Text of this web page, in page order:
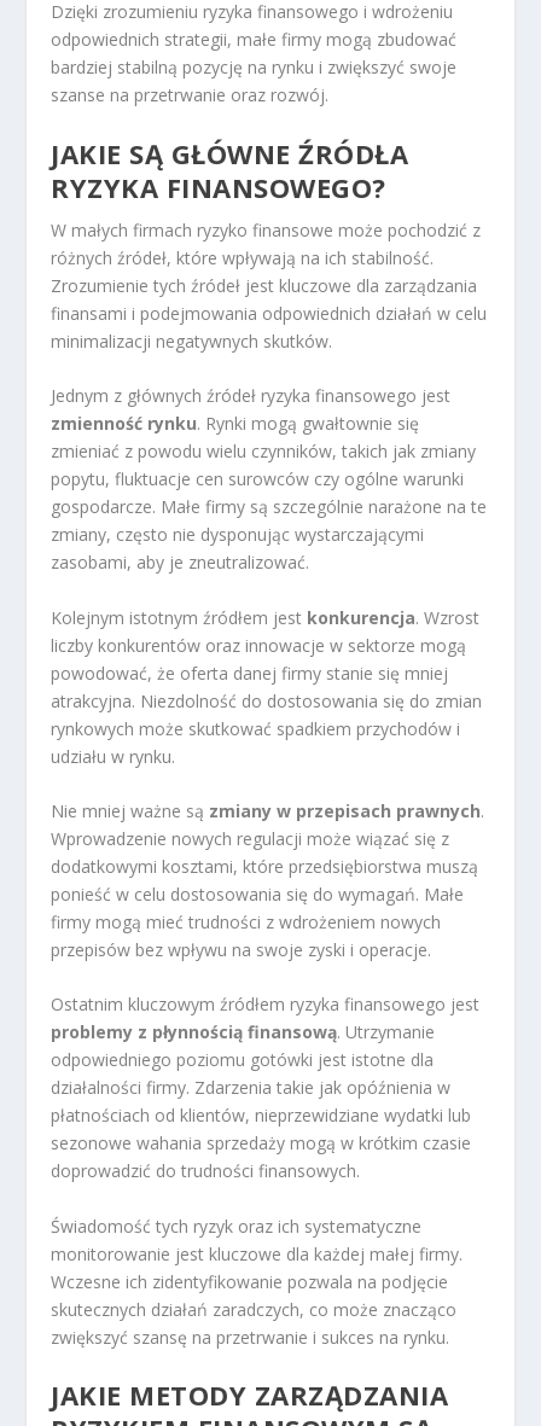
Dzięki zrozumieniu ryzyka finansowego i wdrożeniu
odpowiednich strategii, małe firmy mogą zbudować
bardziej stabilną pozycję na rynku i zwiększyć swoje
szanse na przetrwanie oraz rozwój.
JAKIE SĄ GŁÓWNE ŹRÓDŁA
RYZYKA FINANSOWEGO?
W małych firmach ryzyko finansowe może pochodzić z
różnych źródeł, które wpływają na ich stabilność.
Zrozumienie tych źródeł jest kluczowe dla zarządzania
finansami i podejmowania odpowiednich działań w celu
minimalizacji negatywnych skutków.
Jednym z głównych źródeł ryzyka finansowego jest
zmienność rynku. Rynki mogą gwałtownie się
zmieniać z powodu wielu czynników, takich jak zmiany
popytu, fluktuacje cen surowców czy ogólne warunki
gospodarcze. Małe firmy są szczególnie narażone na te
zmiany, często nie dysponując wystarczającymi
zasobami, aby je zneutralizować.
Kolejnym istotnym źródłem jest konkurencja. Wzrost
liczby konkurentów oraz innowacje w sektorze mogą
powodować, że oferta danej firmy stanie się mniej
atrakcyjna. Niezdolność do dostosowania się do zmian
rynkowych może skutkować spadkiem przychodów i
udziału w rynku.
Nie mniej ważne są zmiany w przepisach prawnych.
Wprowadzenie nowych regulacji może wiązać się z
dodatkowymi kosztami, które przedsiębiorstwa muszą
ponieść w celu dostosowania się do wymagań. Małe
firmy mogą mieć trudności z wdrożeniem nowych
przepisów bez wpływu na swoje zyski i operacje.
Ostatnim kluczowym źródłem ryzyka finansowego jest
problemy z płynnością finansową. Utrzymanie
odpowiedniego poziomu gotówki jest istotne dla
działalności firmy. Zdarzenia takie jak opóźnienia w
płatnościach od klientów, nieprzewidziane wydatki lub
sezonowe wahania sprzedaży mogą w krótkim czasie
doprowadzić do trudności finansowych.
Świadomość tych ryzyk oraz ich systematyczne
monitorowanie jest kluczowe dla każdej małej firmy.
Wczesne ich zidentyfikowanie pozwala na podjęcie
skutecznych działań zaradczych, co może znacząco
zwiększyć szansę na przetrwanie i sukces na rynku.
JAKIE METODY ZARZĄDZANIA